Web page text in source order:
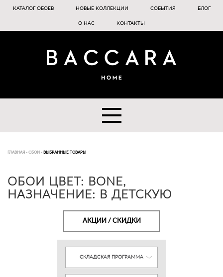
КАТАЛОГ ОБОЕВ НОВЫЕ КОЛЛЕКЦИИ СОБЫТИЯ БЛОГ
О НАС КОНТАКТЫ
ГЛАВНАЯ - ОБОИ - ВЫБРАННЫЕ ТОВАРЫ
ОБОИ ЦВЕТ: BONE,
НАЗНАЧЕНИЕ: В ДЕТСКУЮ
АКЦИИ / СКИДКИ
СКЛАДСКАЯ ПРОГРАММА